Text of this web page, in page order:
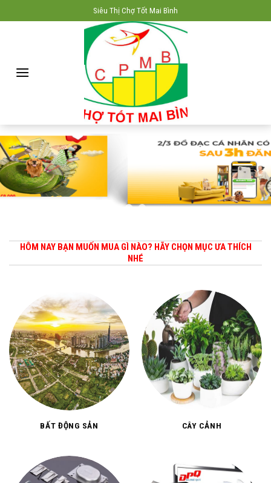
to
Siêu Thị Chợ Tốt Mai Bình
HÔM NAY BẠN MUỐN MUA GÌ NÀO? HÃY CHỌN MỤC ƯA THÍCH
NHÉ
BẤT ĐỘNG SẢN CÂY CẢNH